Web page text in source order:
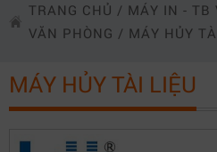
TRANG CHỦ / MÁY IN - TB
VĂN PHÒNG / MÁY HỦY
MÁY HỦY TÀI LIỆU